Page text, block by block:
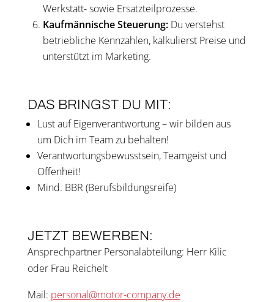
Werkstatt- sowie Ersatz­teil­pro­zes­se.
Kauf­män­ni­sche Steue­rung:Du ver­stehst
betrieb­li­che Kenn­zah­len, kal­ku­lierst Prei­se und
unter­stützt im Mar­ke­ting.
DAS BRINGST DU MIT:
Lust auf Eigen­ver­ant­wor­tung – wir bil­den aus
um Dich im Team zu behal­ten!
Ver­ant­wor­tungs­be­wusst­sein, Team­geist und
Offen­heit!
Mind. BBR (Berufs­bil­dungs­rei­fe)
JETZT BEWER­BEN:
Ansprech­part­ner Per­so­nal­ab­tei­lung: Herr Kilic
oder Frau Rei­chelt
Mail: personal@motor-company.de